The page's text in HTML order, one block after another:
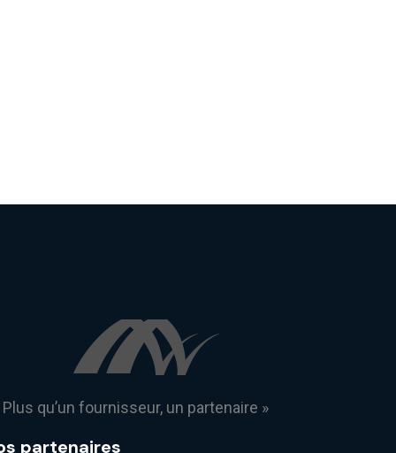
Plus qu’un fournisseur, un partenaire »
partenaires